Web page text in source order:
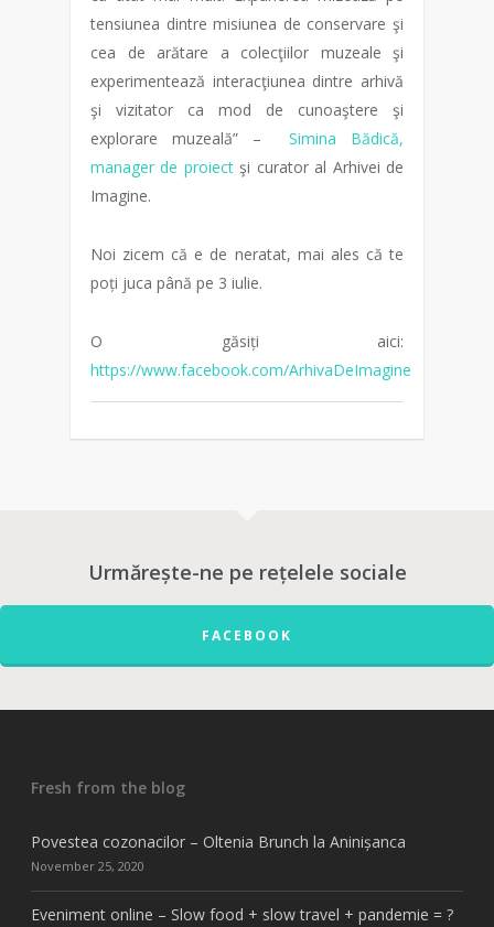
tensiunea dintre misiunea de conservare şi
cea de arătare a colecţiilor muzeale şi
experimentează interacţiunea dintre arhivă
şi vizitator ca mod de cunoaştere şi
explorare muzeală” –Simina Bădică,
manager de proiectşi curator al Arhivei de
Imagine.
Noi zicem că e de neratat, mai ales că te
poți juca până pe 3 iulie.
O găsiți aici:
https://www.facebook.com/ArhivaDeImagine
Urmărește-ne pe rețelele sociale
FACEBOOK
Fresh from the blog
Povestea cozonacilor – Oltenia Brunch la Aninișanca
November 25, 2020
Eveniment online – Slow food + slow travel + pandemie = ?